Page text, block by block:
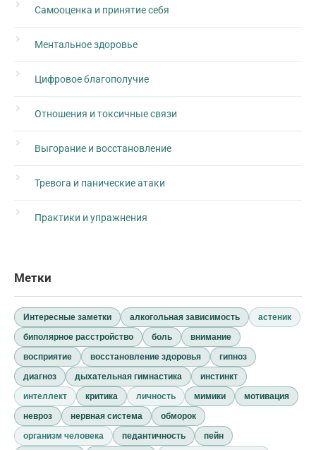
Самооценка и принятие себя
Ментальное здоровье
Цифровое благополучие
Отношения и токсичные связи
Выгорание и восстановление
Тревога и панические атаки
Практики и упражнения
Метки
Интересные заметки алкогольная зависимость
астеник
биполярное расстройство
боль
внимание
восприятие
восстановление здоровья
гипноз
диагноз
дыхательная гимнастика
инстинкт
интеллект
критика личность мимики
мотивация
невроз
нервная система
обморок
организм человека
педантичность
пейн